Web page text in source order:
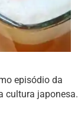
episódio da
cultura japonesa.